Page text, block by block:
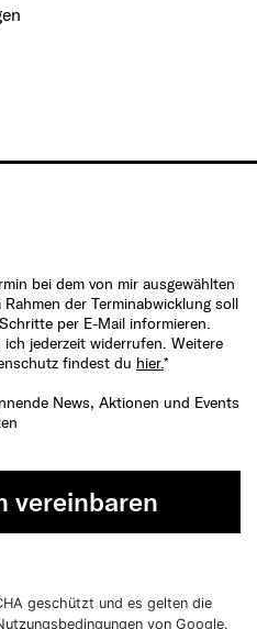
bei dem von mir ausgewählten
der Terminabwicklung soll
per E-Mail informieren.
ich jederzeit widerrufen. Weitere
findest du hier.*
News, Aktionen und Events
vereinbaren
geschützt und es gelten die
von Google.